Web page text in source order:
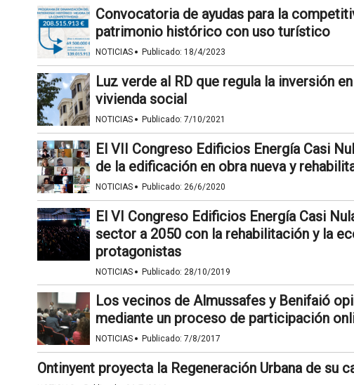
Convocatoria de ayudas para la
patrimonio histórico con uso turístico
NOTICIAS · Publicado: 18/4/2023
Luz verde al RD que regula la inversión
vivienda social
NOTICIAS · Publicado: 7/10/2021
El VII Congreso Edificios Energía Casi
de la edificación en obra nueva y
NOTICIAS · Publicado: 26/6/2020
El VI Congreso Edificios Energía Casi
sector a 2050 con la rehabilitación y la
protagonistas
NOTICIAS · Publicado: 28/10/2019
Los vecinos de Almussafes y Benifaió
mediante un proceso de participación
NOTICIAS · Publicado: 7/8/2017
Ontinyent proyecta la Regeneración Urbana de su